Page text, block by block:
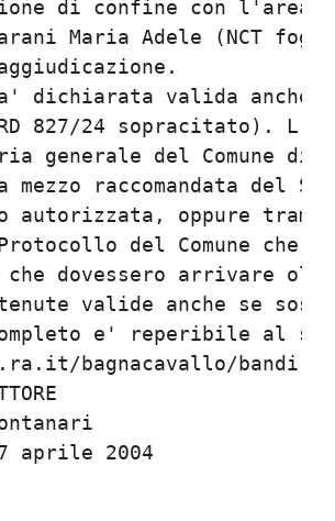
di confine con
Maria Adele
dichiarata valida
827/24
generale del
a mezzo
autorizzata,
del
che dovessero
ritenute valide anche
completo e'